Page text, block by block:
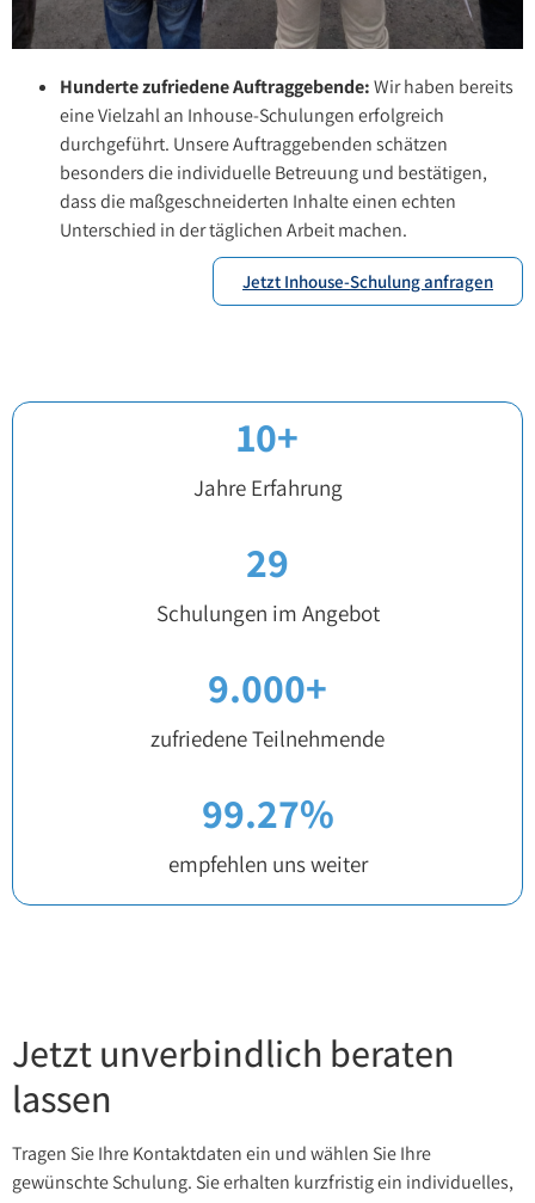
Hunderte zufriedene Auftraggebende:Wir haben bereits
eine Vielzahl an Inhouse-Schulungen erfolgreich
durchgeführt. Unsere Auftraggebenden schätzen
besonders die individuelle Betreuung und bestätigen,
dass die maßgeschneiderten Inhalte einen echten
Unterschied in der täglichen Arbeit machen.
Jetzt Inhouse-Schulung anfragen
Jahre Erfahrung
10+
Schulungen im Angebot
29
zufriedene Teilnehmende
9.000+
empfehlen uns weiter
99.27%
Jetzt unverbindlich beraten
lassen
Tragen Sie Ihre Kontaktdaten ein und wählen Sie Ihre
gewünschte Schulung. Sie erhalten kurzfristig ein individuelles,